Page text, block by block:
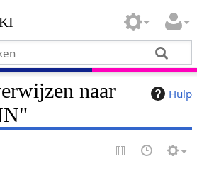
Hulp
naar